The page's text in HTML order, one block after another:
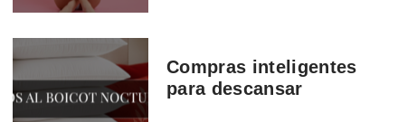
Compras inteligentes
para descansar